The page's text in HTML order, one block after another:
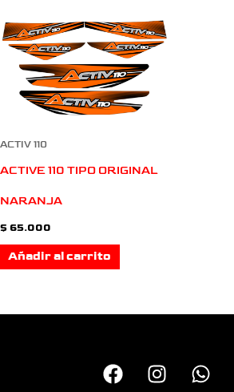
ACTIV 110
ACTIVE 110 TIPO ORIGINAL
NARANJA
$ 65.000
Añadir al carrito